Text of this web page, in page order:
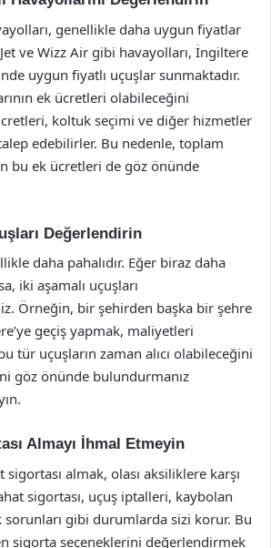
genellikle daha uygun fiyatlar
ve Wizz Air gibi havayolları, İngiltere
uygun fiyatlı uçuşlar sunmaktadır.
ek ücretleri olabileceğini
koltuk seçimi ve diğer hizmetler
edebilirler. Bu nedenle, toplam
bu ek ücretleri de göz önünde
Değerlendirin
daha pahalıdır. Eğer biraz daha
iki aşamalı uçuşları
Örneğin, bir şehirden başka bir şehre
geçiş yapmak, maliyetleri
tür uçuşların zaman alıcı olabileceğini
göz önünde bulundurmanız
Almayı İhmal Etmeyin
sigortası almak, olası aksiliklere karşı
sigortası, uçuş iptalleri, kaybolan
sorunları gibi durumlarda sizi korur. Bu
sigorta seçeneklerini değerlendirmek